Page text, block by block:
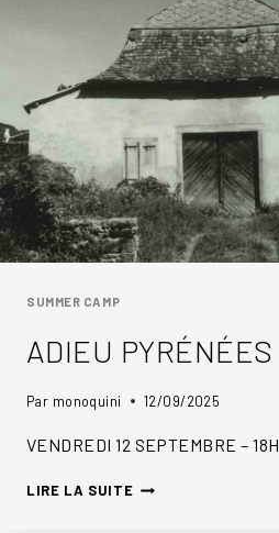
SUMMER CAMP
ADIEU PYRÉNÉES
Par monoquini 12/09/2025
VENDREDI 12 SEPTEMBRE – 18H
LIRE LA SUITEADIEU